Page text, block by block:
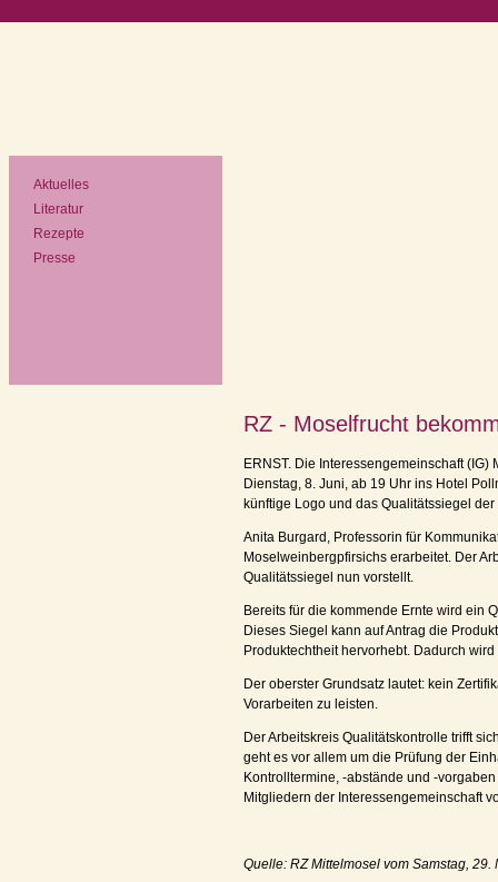
Navigation
überspringen
Aktuelles
Literatur
Rezepte
Presse
RZ - Moselfrucht
ERNST. Die Interessengemeinschaft
Dienstag, 8. Juni, ab 19 Uhr ins Hotel
künftige Logo und das Qualitätssiegel
Anita Burgard, Professorin für
Moselweinbergpfirsichs erarbeitet. Der
Qualitätssiegel nun vorstellt.
Bereits für die kommende Ernte wird ein
Dieses Siegel kann auf Antrag die
Produktechtheit hervorhebt. Dadurch
Der oberster Grundsatz lautet: kein
Vorarbeiten zu leisten.
Der Arbeitskreis Qualitätskontrolle trifft
geht es vor allem um die Prüfung der
Kontrolltermine, -abstände und -
Mitgliedern der Interessengemeinschaft
Quelle: RZ Mittelmosel vom Samstag, 29.